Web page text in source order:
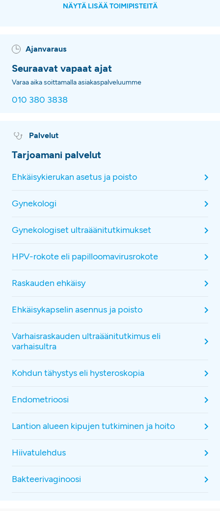
NÄYTÄ LISÄÄ TOIMIPISTEITÄ
Ajanvaraus
Seuraavat vapaat ajat
Varaa aika soittamalla asiakaspalveluumme
010 380 3838
Palvelut
Tarjoamani palvelut
Ehkäisykierukan asetus ja poisto
Gynekologi
Gynekologiset ultraäänitutkimukset
HPV-rokote eli papilloomavirusrokote
Raskauden ehkäisy
Ehkäisykapselin asennus ja poisto
Varhaisraskauden ultraäänitutkimus eli
varhaisultra
Kohdun tähystys eli hysteroskopia
Endometrioosi
Lantion alueen kipujen tutkiminen ja hoito
Hiivatulehdus
Bakteerivaginoosi